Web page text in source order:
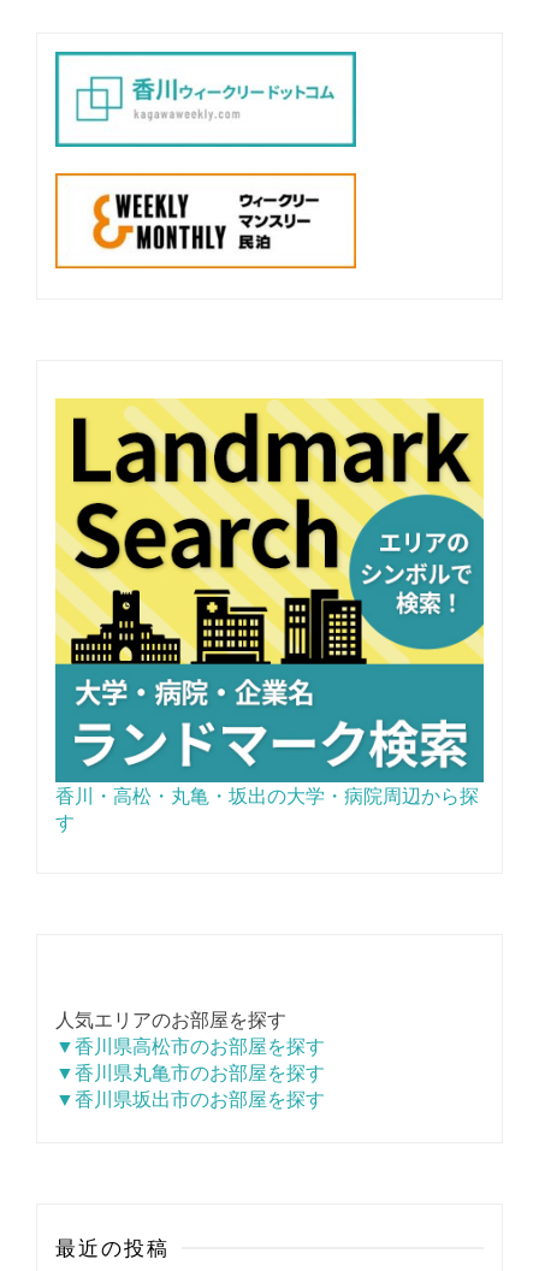
香川・高松・丸亀・坂出の大学・病院周辺から探
す
人気エリアのお部屋を探す
▼香川県高松市のお部屋を探す
▼香川県丸亀市のお部屋を探す
▼香川県坂出市のお部屋を探す
最近の投稿